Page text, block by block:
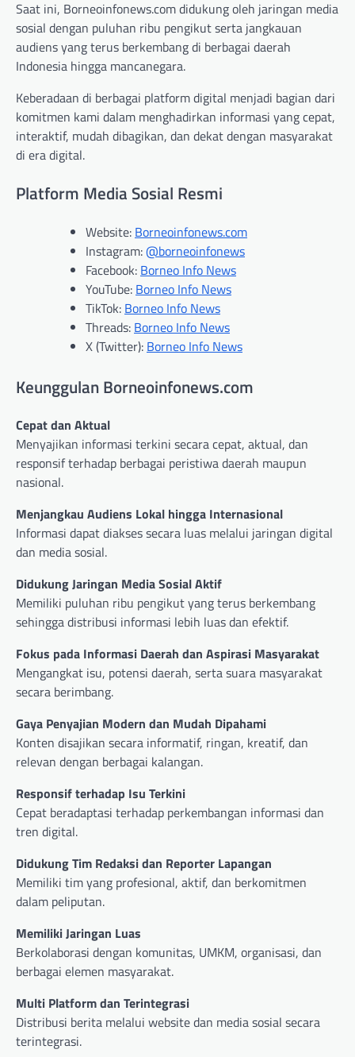
Saat ini, Borneoinfonews.com didukung oleh jaringan media
sosial dengan puluhan ribu pengikut serta jangkauan
audiens yang terus berkembang di berbagai daerah
Indonesia hingga mancanegara.
Keberadaan di berbagai platform digital menjadi bagian dari
komitmen kami dalam menghadirkan informasi yang cepat,
interaktif, mudah dibagikan, dan dekat dengan masyarakat
di era digital.
Platform Media Sosial Resmi
Website: Borneoinfonews.com
Instagram:@borneoinfonews
Facebook: Borneo Info News
YouTube: Borneo Info News
TikTok: Borneo Info News
Threads: Borneo Info News
X (Twitter): Borneo Info News
Keunggulan Borneoinfonews.com
Cepat dan Aktual
Menyajikan informasi terkini secara cepat, aktual, dan
responsif terhadap berbagai peristiwa daerah maupun
nasional.
Menjangkau Audiens Lokal hingga Internasional
Informasi dapat diakses secara luas melalui jaringan digital
dan media sosial.
Didukung Jaringan Media Sosial Aktif
Memiliki puluhan ribu pengikut yang terus berkembang
sehingga distribusi informasi lebih luas dan efektif.
Fokus pada Informasi Daerah dan Aspirasi Masyarakat
Mengangkat isu, potensi daerah, serta suara masyarakat
secara berimbang.
Gaya Penyajian Modern dan Mudah Dipahami
Konten disajikan secara informatif, ringan, kreatif, dan
relevan dengan berbagai kalangan.
Responsif terhadap Isu Terkini
Cepat beradaptasi terhadap perkembangan informasi dan
tren digital.
Didukung Tim Redaksi dan Reporter Lapangan
Memiliki tim yang profesional, aktif, dan berkomitmen
dalam peliputan.
Memiliki Jaringan Luas
Berkolaborasi dengan komunitas, UMKM, organisasi, dan
berbagai elemen masyarakat.
Multi Platform dan Terintegrasi
Distribusi berita melalui website dan media sosial secara
terintegrasi.